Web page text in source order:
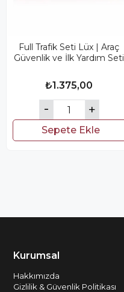
Full Trafik Seti Lüx | Araç
Güvenlik ve İlk Yardım Seti
₺1.375,00
Sepete Ekle
Kurumsal
Hakkımızda
Gizlilik & Güvenlik Politikası